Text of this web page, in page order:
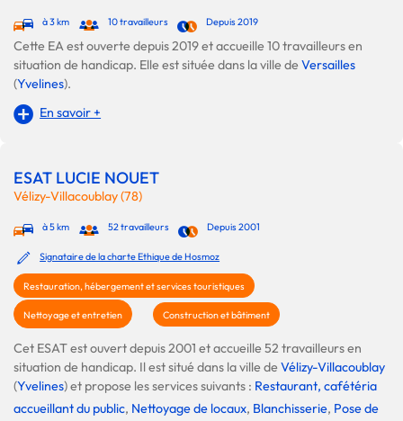
à 3 km 10 travailleurs Depuis 2019
Cette EA est ouverte depuis 2019 et accueille 10 travailleurs en
situation de handicap. Elle est située dans la ville deVersailles
(Yvelines).
En savoir +
ESAT LUCIE NOUET
Vélizy-Villacoublay (78)
à 5 km 52 travailleurs Depuis 2001
Signataire de la charte Ethique de Hosmoz
Restauration, hébergement et services touristiques
Nettoyage et entretien Construction et bâtiment
Cet ESAT est ouvert depuis 2001 et accueille 52 travailleurs en
situation de handicap. Il est situé dans la ville deVélizy-Villacoublay
(Yvelines) et propose les services suivants : Restaurant, cafétéria
accueillant du public, Nettoyage de locaux, Blanchisserie, Pose de